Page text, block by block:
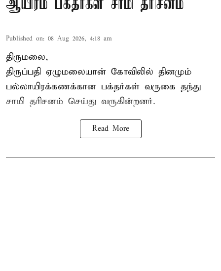
ஆயிரம் பக்தர்கள் சாமி தரிசனம்
Published on: 08 Aug 2026, 4:18 am
திருமலை,
திருப்பதி ஏழுமலையான் கோவிலில் தினமும்
பல்லாயிரக்கணக்கான பக்தர்கள் வருகை தந்து
சாமி தரிசனம் செய்து வருகின்றனர்.
Read More